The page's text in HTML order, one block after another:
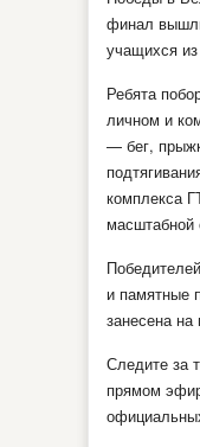
финал
учащихся
Ребята
личном и
— бег,
комплекса
масштабной
и памятные
занесена
Следите за
прямом